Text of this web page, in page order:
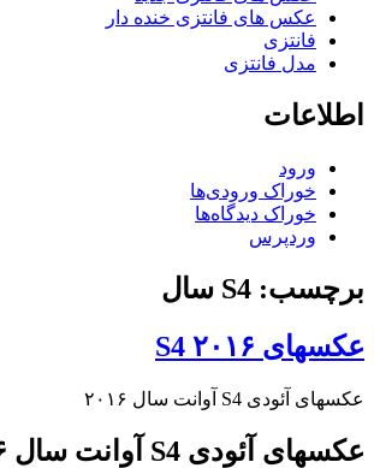
عکس های فانتزی خنده دار
فانتزی
مدل فانتزی
اطلاعات
ورود
خوراک ورودی‌ها
خوراک دیدگاه‌ها
وردپرس
برچسب: S4 سال
عکسهای S4 ۲۰۱۶
عکسهای آئودی S4 آوانت سال ۲۰۱۶
عکسهای آئودی S4 آوانت سال ۲۰۱۶